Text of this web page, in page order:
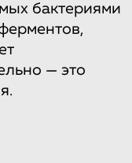
бактериями
— это